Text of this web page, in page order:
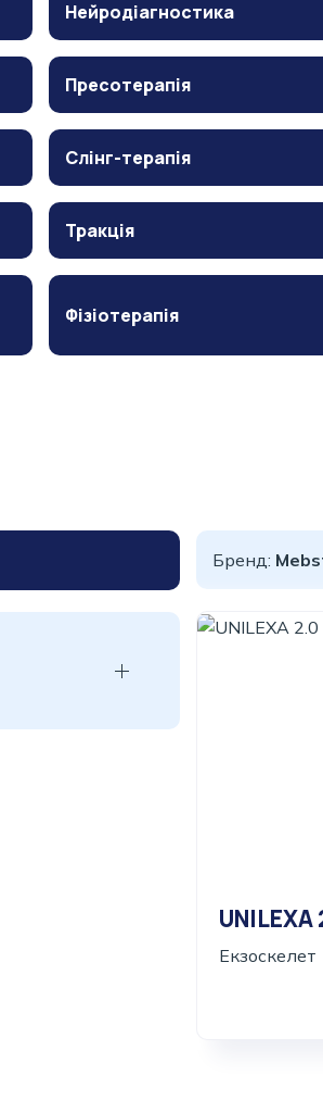
Нейродіагностика
Пресотерапія
Слінг-терапія
Тракція
Фізіотерапія
Бренд:
UNILEXA
Екзоскелет